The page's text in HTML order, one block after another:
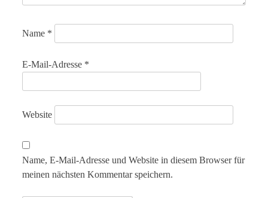
Name *
E-Mail-Adresse *
Website
Name, E-Mail-Adresse und Website in diesem Browser für
meinen nächsten Kommentar speichern.